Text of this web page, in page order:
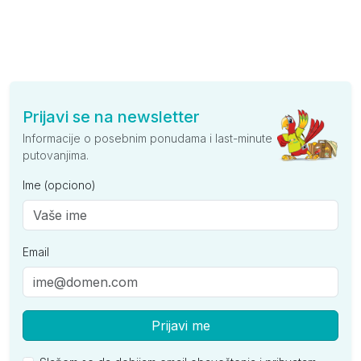
Prijavi se na newsletter
Informacije o posebnim ponudama i last-minute
putovanjima.
Ime (opciono)
Email
Prijavi me